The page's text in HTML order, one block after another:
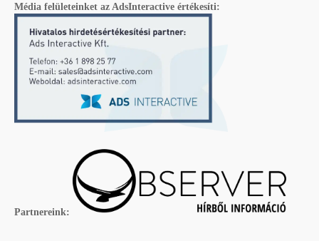
Média felületeinket az AdsInteractive értékesíti:
Partnereink: